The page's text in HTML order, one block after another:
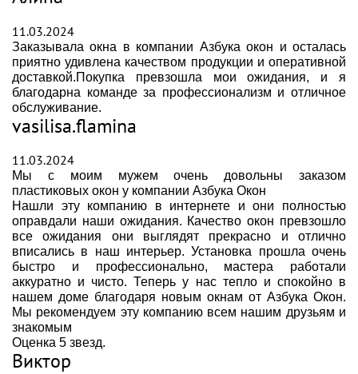
11.03.2024
Заказывала окна в компании Азбука окон и осталась
приятно удивлена качеством продукции и оперативной
доставкой.Покупка превзошла мои ожидания, и я
благодарна команде за профессионализм и отличное
обслуживание.
vasilisa.flamina
11.03.2024
Мы с моим мужем очень довольны заказом
пластиковых окон у компании Азбука Окон
Нашли эту компанию в интернете и они полностью
оправдали наши ожидания. Качество окон превзошло
все ожидания они выглядят прекрасно и отлично
вписались в наш интерьер. Установка прошла очень
быстро и профессионально, мастера работали
аккуратно и чисто. Теперь у нас тепло и спокойно в
нашем доме благодаря новым окнам от Азбука Окон.
Мы рекомендуем эту компанию всем нашим друзьям и
знакомым
Оценка 5 звезд.
Виктор